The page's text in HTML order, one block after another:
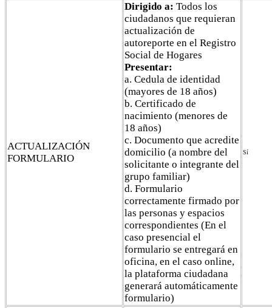
ACTUALIZACIÓN
FORMULARIO
Dirigido a: Todos los
ciudadanos que requieran
actualización de
autoreporte en el Registro
Social de Hogares
Presentar:
a. Cedula de identidad
(mayores de 18 años)
b. Certificado de
nacimiento (menores de
18 años)
c. Documento que acredite
domicilio (a nombre del
solicitante o integrante del
grupo familiar)
d. Formulario
correctamente firmado por
las personas y espacios
correspondientes (En el
caso presencial el
formulario se entregará en
oficina, en el caso online,
la plataforma ciudadana
generará automáticamente
formulario)
Sí